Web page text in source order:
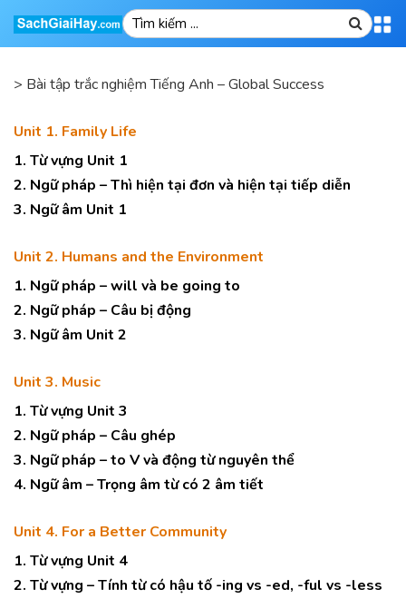
> Bài tập trắc nghiệm Tiếng Anh – Global Success
Unit 1. Family Life
1. Từ vựng Unit 1
2. Ngữ pháp – Thì hiện tại đơn và hiện tại tiếp diễn
3. Ngữ âm Unit 1
Unit 2. Humans and the Environment
1. Ngữ pháp – will và be going to
2. Ngữ pháp – Câu bị động
3. Ngữ âm Unit 2
Unit 3. Music
1. Từ vựng Unit 3
2. Ngữ pháp – Câu ghép
3. Ngữ pháp – to V và động từ nguyên thể
4. Ngữ âm – Trọng âm từ có 2 âm tiết
Unit 4. For a Better Community
1. Từ vựng Unit 4
2. Từ vựng – Tính từ có hậu tố -ing vs -ed, -ful vs -less